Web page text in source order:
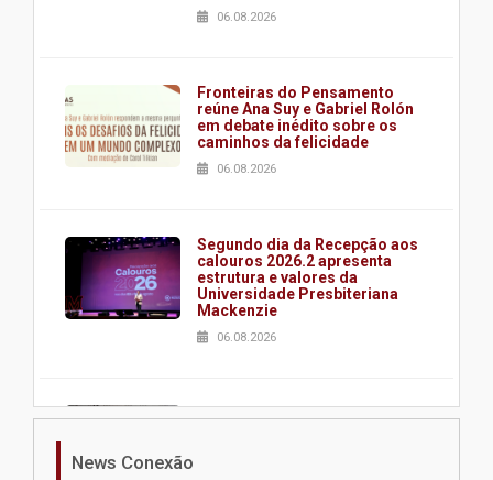
06.08.2026
Fronteiras do Pensamento
reúne Ana Suy e Gabriel Rolón
em debate inédito sobre os
caminhos da felicidade
06.08.2026
Segundo dia da Recepção aos
calouros 2026.2 apresenta
estrutura e valores da
Universidade Presbiteriana
Mackenzie
06.08.2026
Nova apresentação do Centro
News Conexão